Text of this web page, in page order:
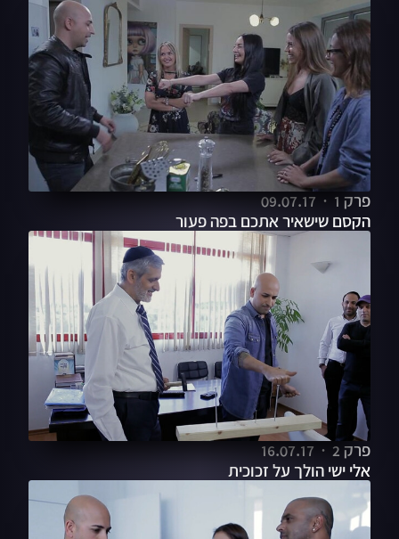
פרק 1
09.07.17
הקסם שישאיר אתכם בפה פעור
פרק 2
16.07.17
אלי ישי הולך על זכוכית